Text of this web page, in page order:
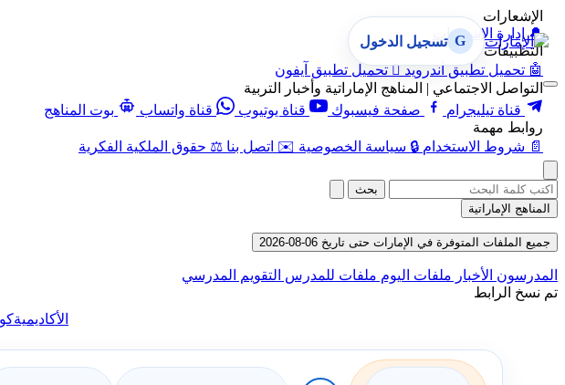
الإشعارات
🔔 إدارة الإشعارات
التطبيقات
🤖 تحميل تطبيق أندرويد  تحميل تطبيق آيفون
التواصل الاجتماعي | المناهج الإماراتية وأخبار التربية
قناة تيليجرام
صفحة فيسبوك قناة يوتيوب قناة واتساب
بوت المناهج
روابط مهمة
📄 شروط الاستخدام 🔒 سياسة الخصوصية ✉️ اتصل بنا ⚖️ حقوق الملكية الفكرية
G تسجيل الدخول
بحث
المناهج الإماراتية
جميع الملفات المتوفرة في الإمارات حتى تاريخ 06-08-2026
المدرسون الأخبار ملفات اليوم ملفات للمدرس التقويم المدرسي
تم نسخ الرابط
الأكاديمية